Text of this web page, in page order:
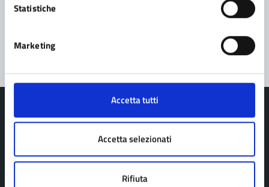
Statistiche
Marketing
Accetta tutti
Accetta selezionati
Rifiuta
Problemi in città
Comune di Pavullo nel Frignano